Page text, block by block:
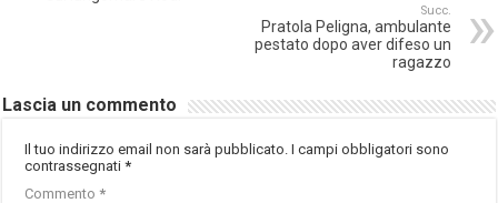
Succ.
Pratola Peligna, ambulante
pestato dopo aver difeso un
ragazzo
Lascia un commento
Il tuo indirizzo email non sarà pubblicato. I campi obbligatori sono
contrassegnati*
Commento*